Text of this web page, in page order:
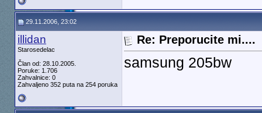
29.11.2006, 23:02
illidan
Starosedelac
Član od: 28.10.2005.
Poruke: 1.706
Zahvalnice: 0
Zahvaljeno 352 puta na 254 poruka
Re: Preporucite mi....
samsung 205bw